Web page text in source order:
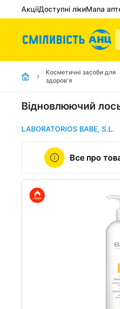
АкціїДоступні лікиМапа
Косметичні засоби для
здоров'я
Відновлюючий
LABORATORIOS BABE, S.L.
Все про